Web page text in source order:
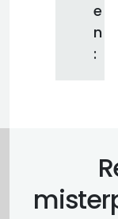
e
n
: